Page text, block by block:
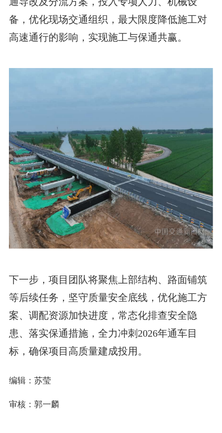
备，优化现场交通组织，最大限度降低施工对
高速通行的影响，实现施工与保通共赢。
下一步，项目团队将聚焦上部结构、路面铺筑
等后续任务，坚守质量安全底线，优化施工方
案、调配资源加快进度，常态化排查安全隐
患、落实保通措施，全力冲刺2026年通车目
标，确保项目高质量建成投用。
编辑：苏莹
审核：郭一麟